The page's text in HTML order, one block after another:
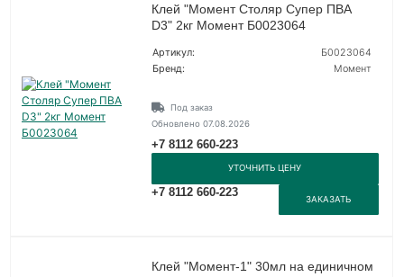
Клей "Момент Столяр Супер ПВА
D3" 2кг Момент Б0023064
Артикул:
Б0023064
Бренд:
Момент
Под заказ
Обновлено 07.08.2026
+7 8112 660-223
УТОЧНИТЬ ЦЕНУ
+7 8112 660-223
ЗАКАЗАТЬ
Клей "Момент-1" 30мл на единичном